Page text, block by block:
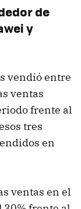
de
y
vendió entre
ventas
frente al
tres
en
ventas en el